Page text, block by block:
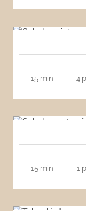
15 min 4
15 min 1